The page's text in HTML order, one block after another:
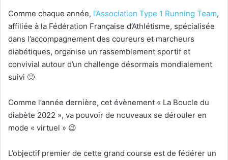
Comme chaque année, l’Association Type 1 Running Team,
affiliée à la Fédération Française d’Athlétisme, spécialisée
dans l’accompagnement des coureurs et marcheurs
diabétiques, organise un rassemblement sportif et
convivial autour d’un challenge désormais mondialement
suivi 🙂
Comme l’année dernière, cet évènement « La Boucle du
diabète 2022 », va pouvoir de nouveaux se dérouler en
mode « virtuel » 😉
L’objectif premier de cette grand course est de fédérer un